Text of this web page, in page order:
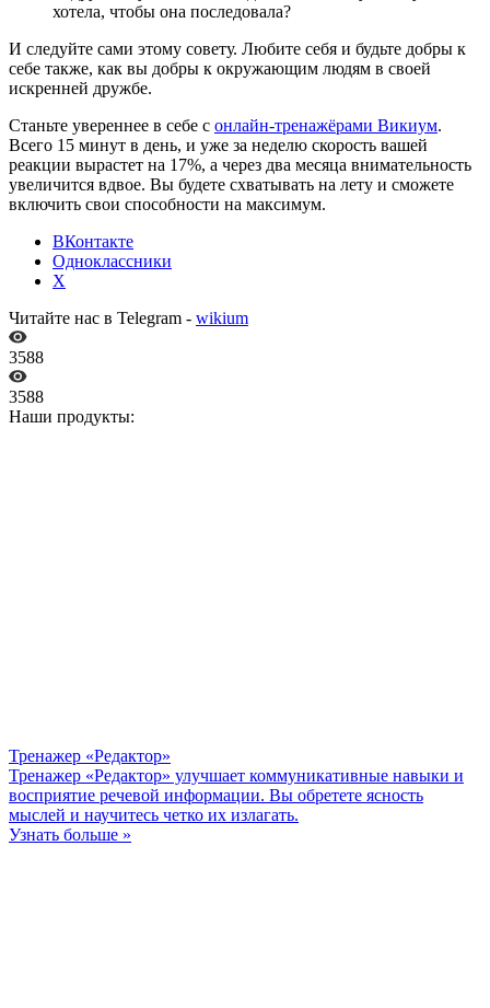
хотела, чтобы она последовала?
И следуйте сами этому совету. Любите себя и будьте добры к
себе также, как вы добры к окружающим людям в своей
искренней дружбе.
Станьте увереннее в себе с онлайн-тренажёрами Викиум.
Всего 15 минут в день, и уже за неделю скорость вашей
реакции вырастет на 17%, а через два месяца внимательность
увеличится вдвое. Вы будете схватывать на лету и сможете
включить свои способности на максимум.
ВКонтакте
Одноклассники
X
Читайте нас в Telegram - wikium
3588
3588
Наши продукты:
Тренажер «Редактор»
Тренажер «Редактор» улучшает коммуникативные навыки и
восприятие речевой информации. Вы обретете ясность
мыслей и научитесь четко их излагать.
Узнать больше »